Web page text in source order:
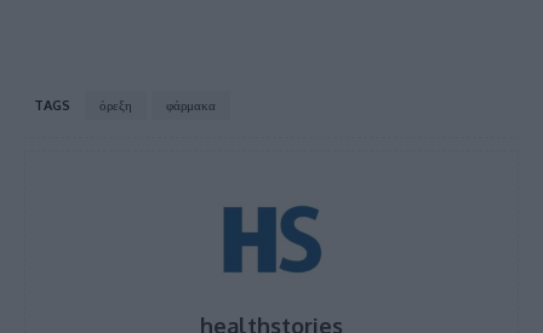
TAGS όρεξη φάρμακα
healthstories